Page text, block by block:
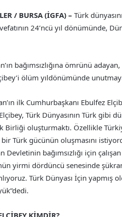
/ BURSA (İGFA) – Türk
24’ncü yıl dönümünde,
bağımsızlığına ömrünü
ölüm yıldönümünde
ilk Cumhurbaşkanı Ebulfez
Türk Dünyasının Türk gibi
Birliği oluşturmaktı. Özellikle
Türk gücünün oluşmasını
Devletinin bağımsızlığı için
yirmi dördüncü senesinde
Türk Dünyası İçin yapmış